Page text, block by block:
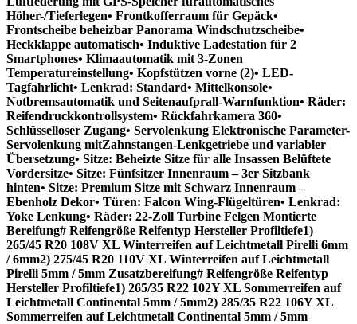
Höher-/Tieferlegen• Frontkofferraum für Gepäck•
Frontscheibe beheizbar Panorama Windschutzscheibe•
Heckklappe automatisch• Induktive Ladestation für 2
Smartphones• Klimaautomatik mit 3-Zonen
Temperatureinstellung• Kopfstützen vorne (2)• LED-
Tagfahrlicht• Lenkrad: Standard• Mittelkonsole•
Notbremsautomatik und Seitenaufprall-Warnfunktion• Räder:
Reifendruckkontrollsystem• Rückfahrkamera 360•
Schlüsselloser Zugang• Servolenkung Elektronische Parameter-
Servolenkung mitZahnstangen-Lenkgetriebe und variabler
Übersetzung• Sitze: Beheizte Sitze für alle Insassen Belüftete
Vordersitze• Sitze: Fünfsitzer Innenraum – 3er Sitzbank
hinten• Sitze: Premium Sitze mit Schwarz Innenraum –
Ebenholz Dekor• Türen: Falcon Wing-Flügeltüren• Lenkrad:
Yoke Lenkung• Räder: 22-Zoll Turbine Felgen Montierte
Bereifung# Reifengröße Reifentyp Hersteller Profiltiefe1)
265/45 R20 108V XL Winterreifen auf Leichtmetall Pirelli 6mm
/ 6mm2) 275/45 R20 110V XL Winterreifen auf Leichtmetall
Pirelli 5mm / 5mm Zusatzbereifung# Reifengröße Reifentyp
Hersteller Profiltiefe1) 265/35 R22 102Y XL Sommerreifen auf
Leichtmetall Continental 5mm / 5mm2) 285/35 R22 106Y XL
Sommerreifen auf Leichtmetall Continental 5mm / 5mm